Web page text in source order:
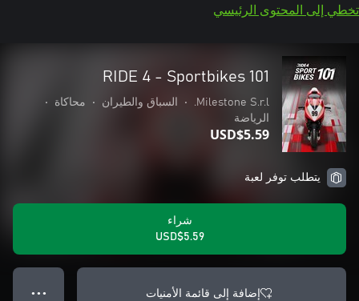
تخطي إلى المحتوى الرئيسي
RIDE 4 - Sportbikes 101
Milestone S.r.l.
• السباق والطيران • محاكاة
•
الرياضة
USD$5.59
يتطلب توفر لعبة
شراء
USD$5.59
إضافة إلى قائمة الأمنيات ● ● ●